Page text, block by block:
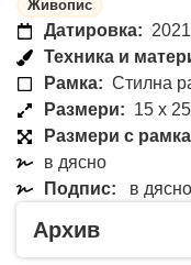
Живопис
Датировка:
Техника и
Рамка: Стилна
Размери: 15 x
Размери с
в дясно
Подпис: в дясно
Архив